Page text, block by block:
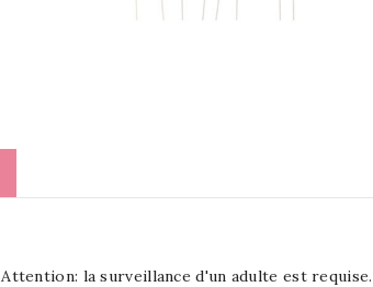
Attention: la surveillance d'un adulte est